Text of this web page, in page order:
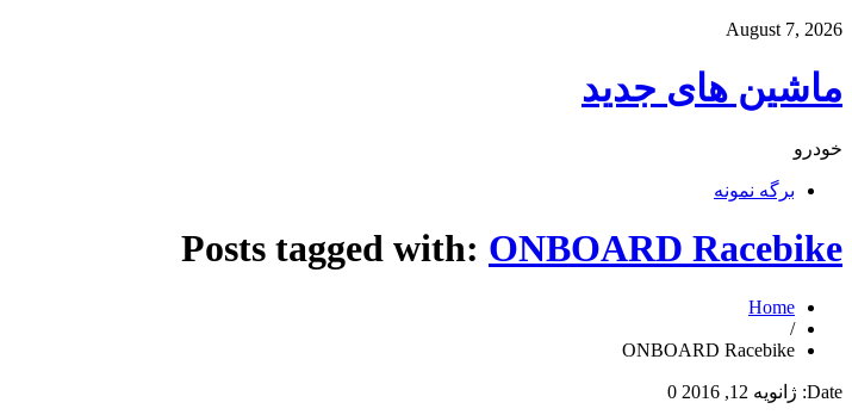
August 7, 2026
ماشین های جدید
خودرو
برگه نمونه
Posts tagged with: ONBOARD Racebike
Home
/
ONBOARD Racebike
Date: ژانویه 12, 2016 0